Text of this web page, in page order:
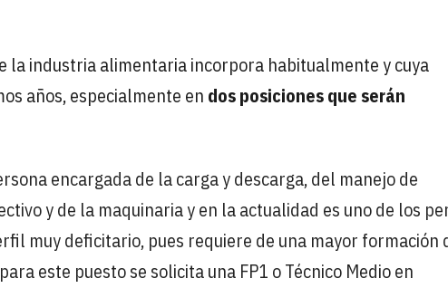
la industria alimentaria incorpora habitualmente y cuya
años, especialmente en dos posiciones que serán
encargada de la carga y descarga, del manejo de
y de la maquinaria y en la actualidad es uno de los
muy deficitario, pues requiere de una mayor formación
este puesto se solicita una FP1 o Técnico Medio en